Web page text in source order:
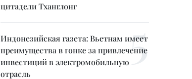
цитадели Тханглонг
Индонезийская газета: Вьетнам имеет
преимущества в гонке за привлечение
инвестиций в электромобильную
отрасль